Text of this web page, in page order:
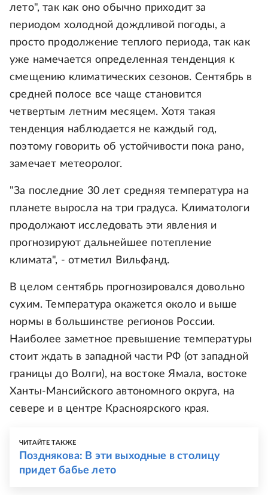
лето", так как оно обычно приходит за
периодом холодной дождливой погоды, а
просто продолжение теплого периода, так как
уже намечается определенная тенденция к
смещению климатических сезонов. Сентябрь в
средней полосе все чаще становится
четвертым летним месяцем. Хотя такая
тенденция наблюдается не каждый год,
поэтому говорить об устойчивости пока рано,
замечает метеоролог.
"За последние 30 лет средняя температура на
планете выросла на три градуса. Климатологи
продолжают исследовать эти явления и
прогнозируют дальнейшее потепление
климата", - отметил Вильфанд.
В целом сентябрь прогнозировался довольно
сухим. Температура окажется около и выше
нормы в большинстве регионов России.
Наиболее заметное превышение температуры
стоит ждать в западной части РФ (от западной
границы до Волги), на востоке Ямала, востоке
Ханты-Мансийского автономного округа, на
севере и в центре Красноярского края.
ЧИТАЙТЕ ТАКЖЕ
Позднякова: В эти выходные в столицу
придет бабье лето